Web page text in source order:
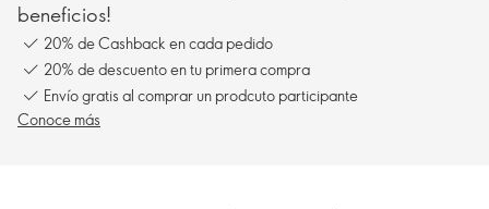
beneficios!
20% de Cashback en cada pedido
20% de descuento en tu primera compra
Envío gratis al comprar un prodcuto participante
Conoce más